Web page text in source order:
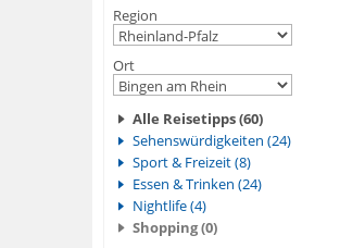
Region
Ort
Alle Reisetipps (60)
Sehenswürdigkeiten (24)
Sport & Freizeit (8)
Essen & Trinken (24)
Nightlife (4)
Shopping (0)